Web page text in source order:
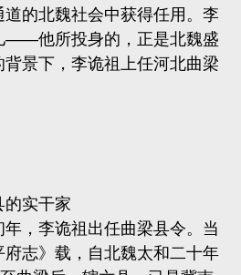
的北魏社会中获得任用。李
——他所投身的，正是北魏盛
景下，李诡祖上任河北曲梁
的实干家
，李诡祖出任曲梁县令。当
志》载，自北魏太和二十年